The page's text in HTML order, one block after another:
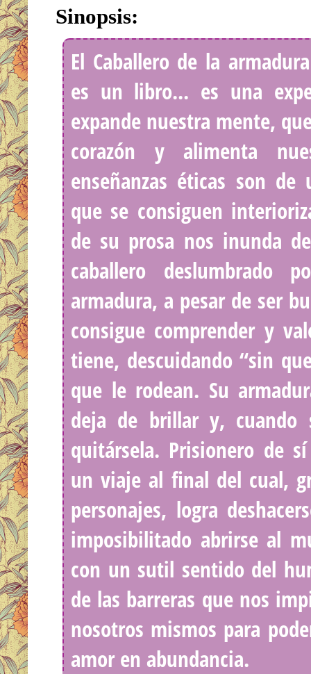
Sinopsis:
El Caballero de la
es un libro... es una
expande nuestra mente,
corazón y alimenta
enseñanzas éticas son
que se consiguen
de su prosa nos inunda
caballero
armadura, a pesar de ser
consigue comprender y
tiene, descuidando “sin
que le rodean. Su
deja de brillar y, cuando
quitársela. Prisionero de
un viaje al final del cual,
personajes, logra
imposibilitado abrirse al
con un sutil sentido del
de las barreras que nos
nosotros mismos para
amor en abundancia.